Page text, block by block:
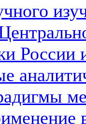
России